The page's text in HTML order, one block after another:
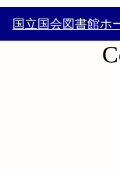
国立国会図書館ホ